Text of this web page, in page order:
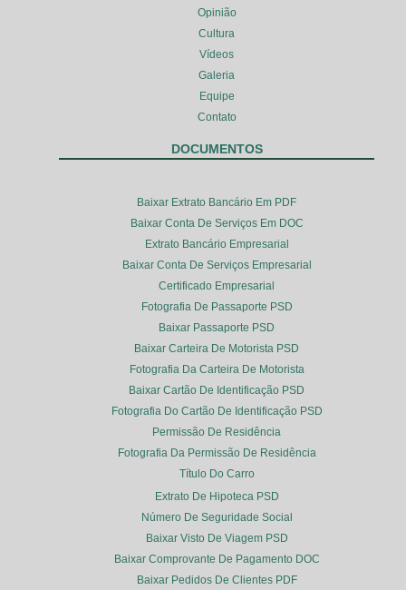
Opinião
Cultura
Vídeos
Galeria
Equipe
Contato
DOCUMENTOS
Baixar Extrato Bancário Em PDF
Baixar Conta De Serviços Em DOC
Extrato Bancário Empresarial
Baixar Conta De Serviços Empresarial
Certificado Empresarial
Fotografia De Passaporte PSD
Baixar Passaporte PSD
Baixar Carteira De Motorista PSD
Fotografia Da Carteira De Motorista
Baixar Cartão De Identificação PSD
Fotografia Do Cartão De Identificação PSD
Permissão De Residência
Fotografia Da Permissão De Residência
Título Do Carro
Extrato De Hipoteca PSD
Número De Seguridade Social
Baixar Visto De Viagem PSD
Baixar Comprovante De Pagamento DOC
Baixar Pedidos De Clientes PDF